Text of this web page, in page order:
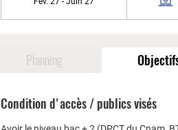
Planning
Condition d'accès / publics visés